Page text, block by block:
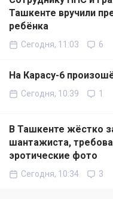
Ташкенте вручили
ребёнка
Сегодня, 11:03 6
На Карасу-6
Сегодня, 10:39 1
В Ташкенте жёстко
шантажиста,
эротические фото
Сегодня, 10:34 3